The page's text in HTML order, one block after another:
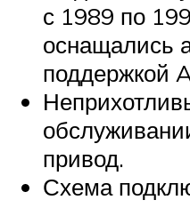
с 1989 по
оснащались
поддержкой
привод.
Схема